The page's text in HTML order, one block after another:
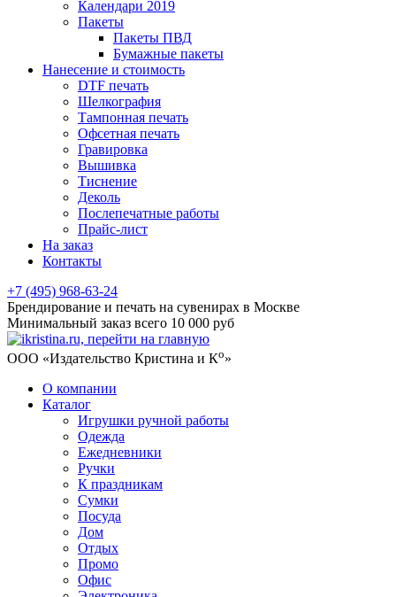
Календари 2019
Пакеты
Пакеты ПВД
Бумажные пакеты
Нанесение и стоимость
DTF печать
Шелкография
Тампонная печать
Офсетная печать
Гравировка
Вышивка
Тиснение
Деколь
Послепечатные работы
Прайс-лист
На заказ
Контакты
+7 (495) 968-63-24
Брендирование и печать на сувенирах в Москве
Минимальный заказ всего 10 000 руб
ООО «Издательство Кристина и Ко»
О компании
Каталог
Игрушки ручной работы
Одежда
Ежедневники
Ручки
К праздникам
Сумки
Посуда
Дом
Отдых
Промо
Офис